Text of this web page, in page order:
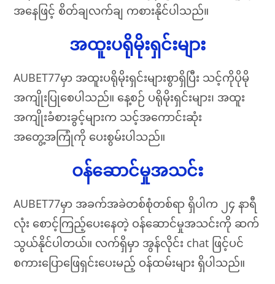
အနေဖြင့် စိတ်ချလက်ချ ကစားနိုင်ပါသည်။
အထူးပရိုမိုးရှင်းများ
AUBET77မှာ အထူးပရိုမိုးရှင်းများစွာရှိပြီး သင့်ကိုပိုမို
အကျိုးပြုစေပါသည်။ နေ့စဉ် ပရိုမိုးရှင်းများ၊ အထူး
အကျိုးခံစားခွင့်များက သင့်အကောင်းဆုံး
အတွေ့အကြုံကို ပေးစွမ်းပါသည်။
ဝန်ဆောင်မှုအသင်း
AUBET77မှာ အခက်အခဲတစ်စုံတစ်ရာ ရှိပါက ၂၄ နာရီ
လုံး စောင့်ကြည့်ပေးနေတဲ့ ဝန်ဆောင်မှုအသင်းကို ဆက်
သွယ်နိုင်ပါတယ်။ လက်ရှိမှာ အွန်လိုင်း chat ဖြင့်ပင်
စကားပြောဖြေရှင်းပေးမည့် ဝန်ထမ်းများ ရှိပါသည်။